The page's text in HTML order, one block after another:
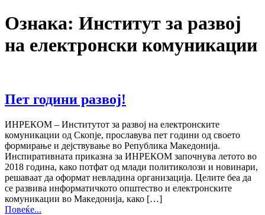
Ознака: Институт за развој
на електронски комуникации
Пет години развој!
ИНРЕКОМ – Институтот за развој на електронските
комуникации од Скопје, прославува пет години од своето
формирање и дејствување во Република Македонија.
Инспиративната приказна за ИНРЕКОМ започнува летото во
2018 година, како потфат од млади политиколози и новинари,
решаваат да оформат невладина организација. Целите беа да
се развива информатичкото општество и електронските
комуникации во Македонија, како […]
Повеќе...